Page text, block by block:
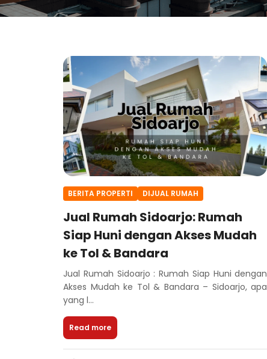
BERITA PROPERTI DIJUAL RUMAH
Jual Rumah Sidoarjo: Rumah
Siap Huni dengan Akses Mudah
ke Tol & Bandara
Jual Rumah Sidoarjo : Rumah Siap Huni dengan
Akses Mudah ke Tol & Bandara – Sidoarjo, apa
yang l...
Read more